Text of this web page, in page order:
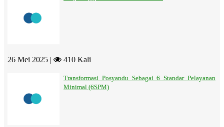
26 Mei 2025 | 410 Kali
Transformasi Posyandu Sebagai 6 Standar Pelayanan
Minimal (6SPM)